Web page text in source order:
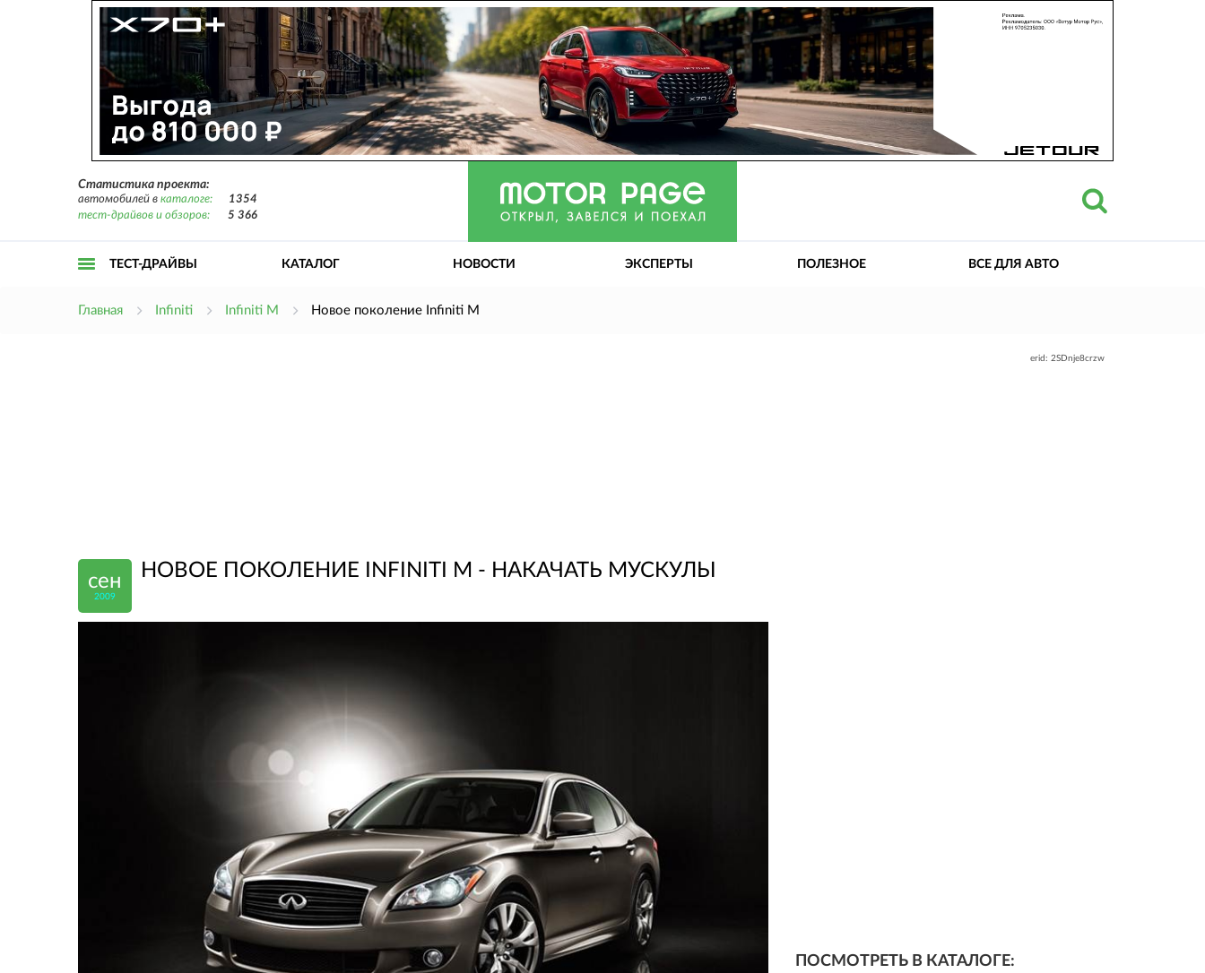
Статистика проекта:
автомобилей в каталоге:
1354
тест-драйвов и обзоров:
5 366
ТЕСТ-ДРАЙВЫ КАТАЛОГ НОВОСТИ ЭКСПЕРТЫ ПОЛЕЗНОЕ ВСЕ ДЛЯ АВТО
Главная Infiniti Infiniti M Новое поколение Infiniti M
erid: 2SDnje8crzw
сен
2009
НОВОЕ ПОКОЛЕНИЕ INFINITI M - НАКАЧАТЬ МУСКУЛЫ
ПОСМОТРЕТЬ В КАТАЛОГЕ: